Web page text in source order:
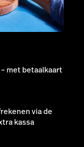
met betaalkaart
via de
kassa